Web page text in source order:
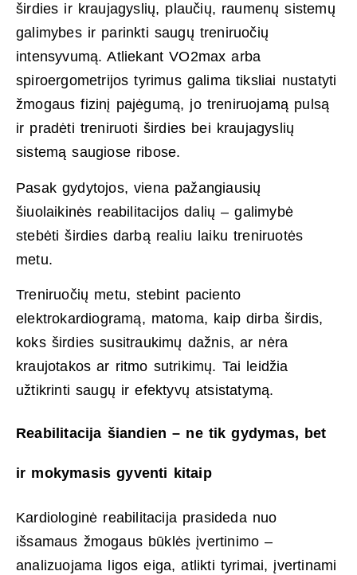
širdies ir kraujagyslių, plaučių, raumenų sistemų
galimybes ir parinkti saugų treniruočių
intensyvumą. Atliekant VO2max arba
spiroergometrijos tyrimus galima tiksliai nustatyti
žmogaus fizinį pajėgumą, jo treniruojamą pulsą
ir pradėti treniruoti širdies bei kraujagyslių
sistemą saugiose ribose.
Pasak gydytojos, viena pažangiausių
šiuolaikinės reabilitacijos dalių – galimybė
stebėti širdies darbą realiu laiku treniruotės
metu.
Treniruočių metu, stebint paciento
elektrokardiogramą, matoma, kaip dirba širdis,
koks širdies susitraukimų dažnis, ar nėra
kraujotakos ar ritmo sutrikimų. Tai leidžia
užtikrinti saugų ir efektyvų atsistatymą.
Reabilitacija šiandien – ne tik gydymas, bet
ir mokymasis gyventi kitaip
Kardiologinė reabilitacija prasideda nuo
išsamaus žmogaus būklės įvertinimo –
analizuojama ligos eiga, atlikti tyrimai, įvertinami